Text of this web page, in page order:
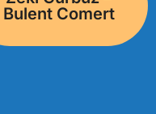
Bulent Comert